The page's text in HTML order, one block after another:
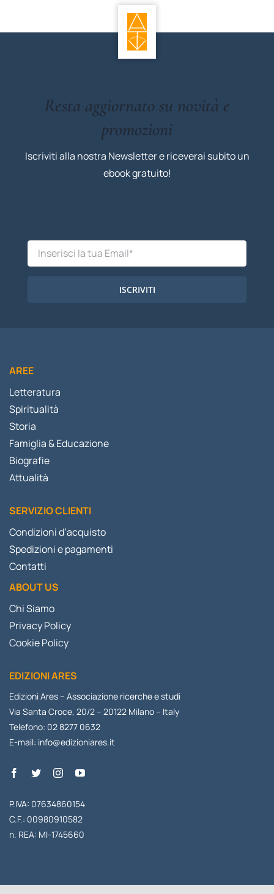
Resta aggiornato su novità e
promozioni
Iscriviti alla nostra Newsletter e riceverai subito un
ebook gratuito!
ISCRIVITI
AREE
Letteratura
Spiritualità
Storia
Famiglia & Educazione
Biografie
Attualità
SERVIZIO CLIENTI
Condizioni d’acquisto
Spedizioni e pagamenti
Contatti
ABOUT US
Chi Siamo
Privacy Policy
Cookie Policy
EDIZIONI ARES
Edizioni Ares – Associazione ricerche e studi
Via Santa Croce, 20/2 – 20122 Milano – Italy
Telefono: 02 8277 0632
E-mail: info@edizioniares.it
P.IVA: 07634860154
C.F.: 00980910582
n. REA: MI-1745660